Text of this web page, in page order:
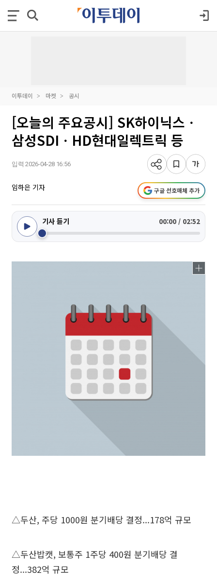
이투데이 마켓 공시
[오늘의 주요공시] SK하이닉스ㆍ
삼성SDIㆍHD현대일렉트릭 등
입력 2026-04-28 16:56
임하은 기자 구글 선호매체 추가
기사 듣기 00:00 / 02:52
△두산, 주당 1000원 분기배당 결정...178억 규모
△두산밥캣, 보통주 1주당 400원 분기배당 결
정...382억 규모